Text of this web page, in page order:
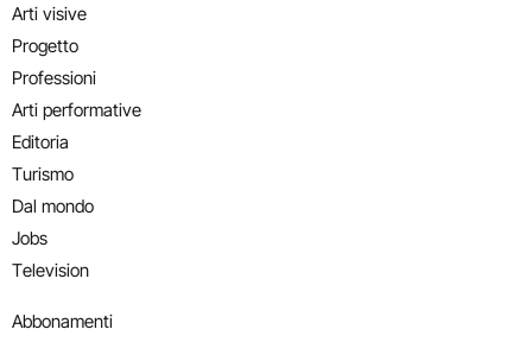
Arti visive
Progetto
Professioni
Arti performative
Editoria
Turismo
Dal mondo
Jobs
Television
Abbonamenti